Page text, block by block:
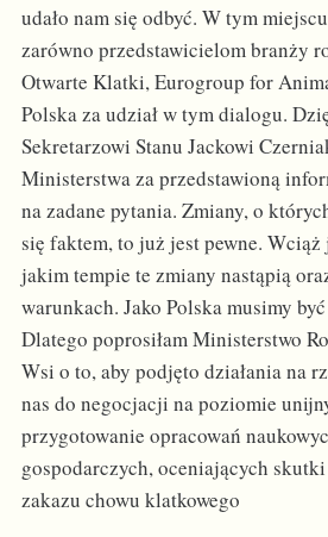
udało nam się odbyć. W tym
zarówno przedstawicielom branży
Otwarte Klatki, Eurogroup for
Polska za udział w tym dialogu.
Sekretarzowi Stanu Jackowi
Ministerstwa za przedstawioną
na zadane pytania. Zmiany, o
się faktem, to już jest pewne.
jakim tempie te zmiany nastąpią
warunkach. Jako Polska musimy
Dlatego poprosiłam Ministerstwo
Wsi o to, aby podjęto działania na
nas do negocjacji na poziomie
przygotowanie opracowań
gospodarczych, oceniających
zakazu chowu klatkowego